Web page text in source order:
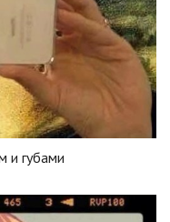
и губами